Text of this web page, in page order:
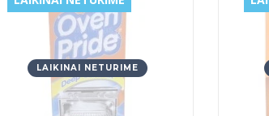
LAIKINAI NETURIME